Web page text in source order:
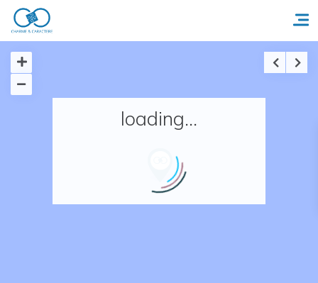
Accueil
Nos adresses en France
loading...